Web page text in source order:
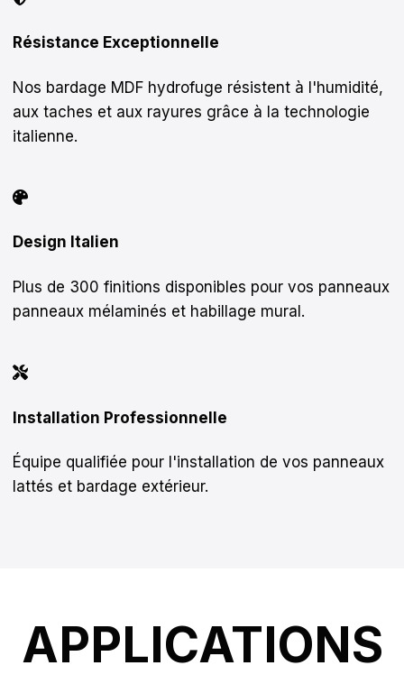
Résistance Exceptionnelle
Nos bardage MDF hydrofuge résistent à l'humidité,
aux taches et aux rayures grâce à la technologie
italienne.
Design Italien
Plus de 300 finitions disponibles pour vos panneaux
panneaux mélaminés et habillage mural.
Installation Professionnelle
Équipe qualifiée pour l'installation de vos panneaux
lattés et bardage extérieur.
APPLICATIONS